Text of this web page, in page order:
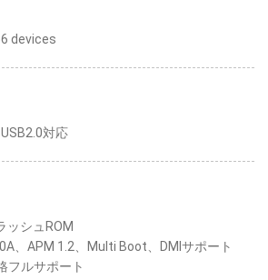
devices
対応
ッシュROM
、APM 1.2、Multi Boot、DMIサポート
フルサポート